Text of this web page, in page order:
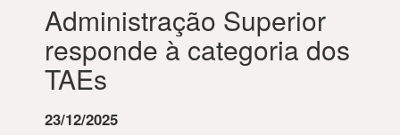
Administração Superior
responde à categoria dos
TAEs
23/12/2025